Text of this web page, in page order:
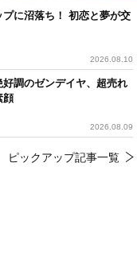
に沼落ち！ 初恋と夢が交
2026.08.10
好調のゼンデイヤ、超売れ
顔
2026.08.09
ピックアップ記事一覧